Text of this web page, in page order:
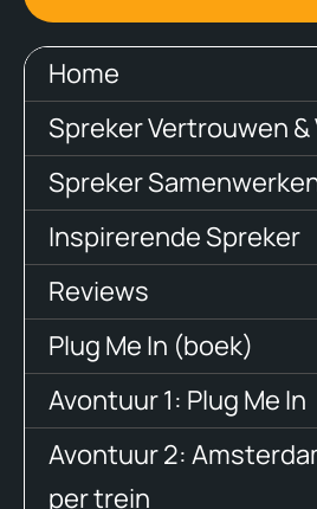
Home
Spreker Vertrouwen
Spreker
Inspirerende Spreker
Reviews
Plug Me In (boek)
Avontuur 1: Plug Me In
Avontuur 2:
per trein